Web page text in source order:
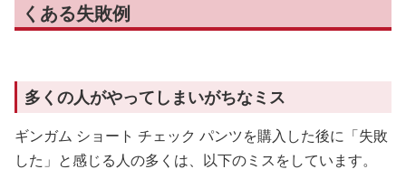
くある失敗例
多くの人がやってしまいがちなミス
ギンガム ショート チェック パンツを購入した後に「失敗
した」と感じる人の多くは、以下のミスをしています。